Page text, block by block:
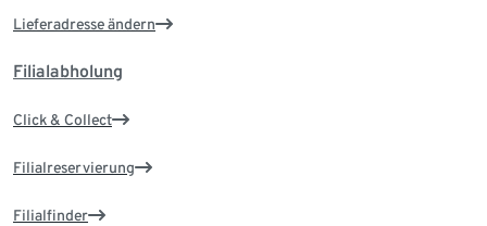
Lieferadresse ändern
Filialabholung
Click & Collect
Filialreservierung
Filialfinder